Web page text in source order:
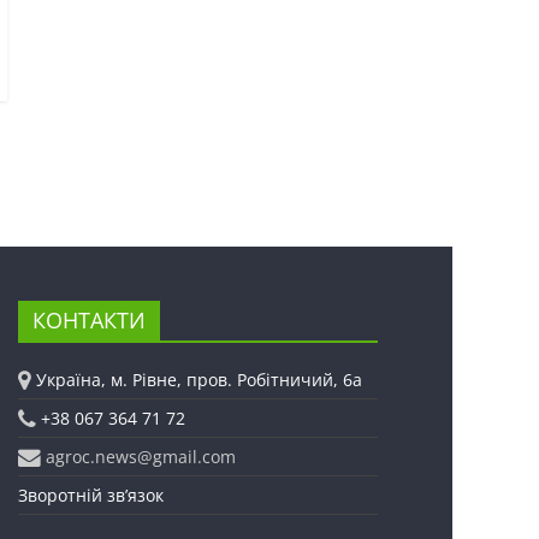
КОНТАКТИ
Україна, м. Рівне, пров. Робітничий, 6а
+38 067 364 71 72
agroc.news@gmail.com
Зворотній зв’язок